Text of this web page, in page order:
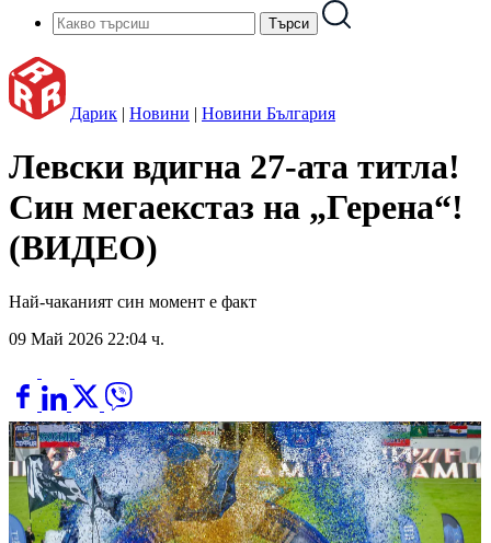
Дарик | Новини | Новини България
Левски вдигна 27-ата титла!
Син мегаекстаз на „Герена“!
(ВИДЕО)
Най-чаканият син момент е факт
09 Май 2026 22:04 ч.